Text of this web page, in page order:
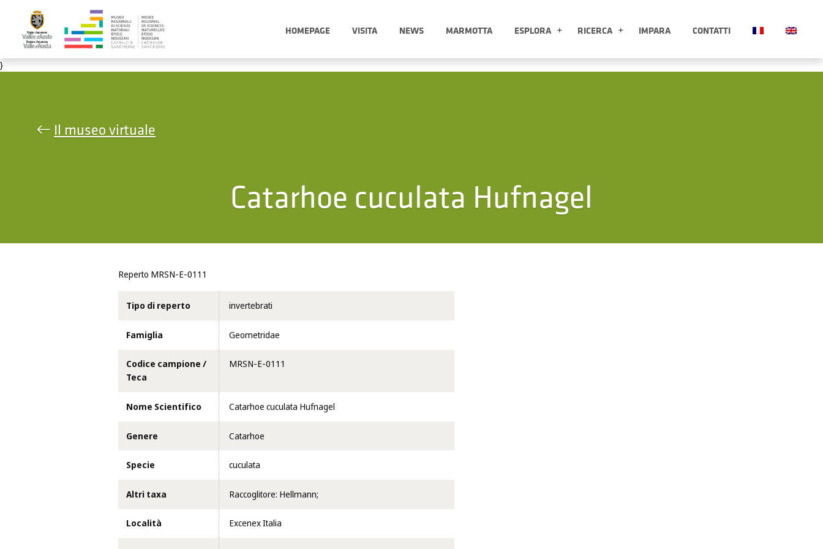
HOMEPAGE VISITA NEWS MARMOTTA ESPLORA RICERCA IMPARA CONTATTI
}
Il museo virtuale
Catarhoe cuculata Hufnagel
Reperto MRSN-E-0111
Tipo di reperto invertebrati
Famiglia Geometridae
Codice campione /
Teca
MRSN-E-0111
Nome Scientifico Catarhoe cuculata Hufnagel
Genere Catarhoe
Specie cuculata
Altri taxa Raccoglitore: Hellmann;
Località Excenex Italia